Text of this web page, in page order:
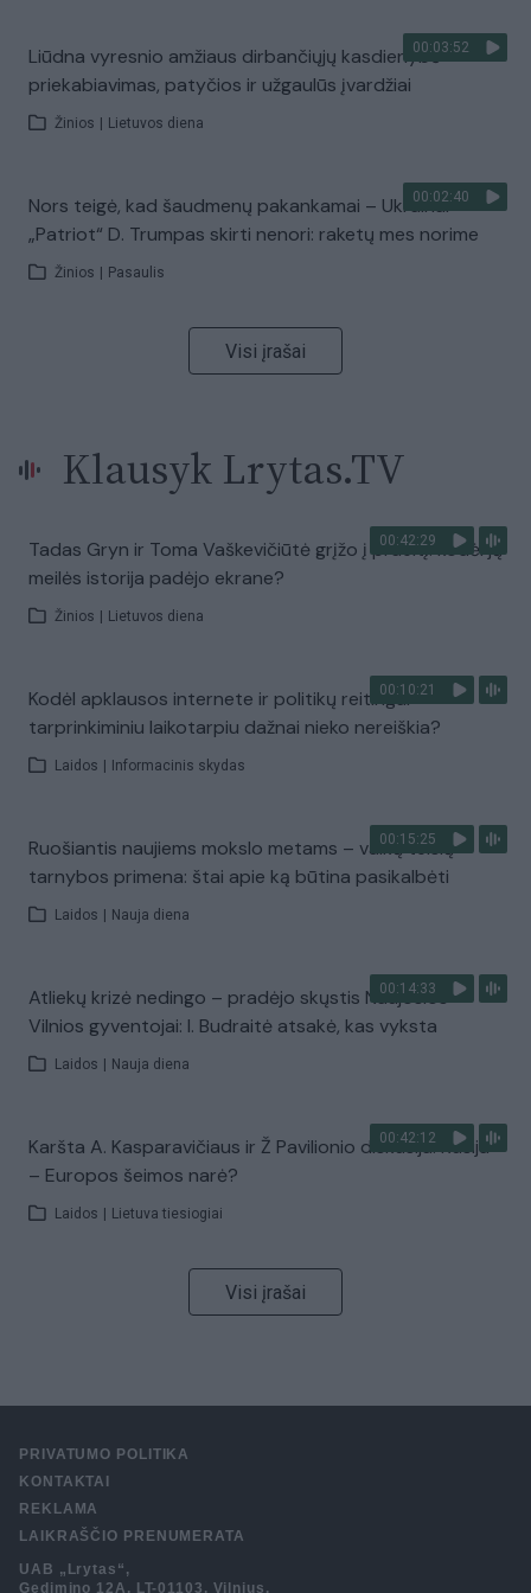
00:03:52
Liūdna vyresnio amžiaus dirbančiųjų kasdienybė –
priekabiavimas, patyčios ir užgaulūs įvardžiai
Žinios Lietuvos diena
00:02:40
Nors teigė, kad šaudmenų pakankamai – Ukrainai
„Patriot“ D. Trumpas skirti nenori: raketų mes norime
Žinios Pasaulis
Visi įrašai
Klausyk Lrytas.TV
00:42:29
Tadas Gryn ir Toma Vaškevičiūtė grįžo į praeitį: kodėl jų
meilės istorija padėjo ekrane?
Žinios Lietuvos diena
00:10:21
Kodėl apklausos internete ir politikų reitingai
tarprinkiminiu laikotarpiu dažnai nieko nereiškia?
Laidos Informacinis skydas
00:15:25
Ruošiantis naujiems mokslo metams – vaikų teisių
tarnybos primena: štai apie ką būtina pasikalbėti
Laidos Nauja diena
00:14:33
Atliekų krizė nedingo – pradėjo skųstis Naujosios
Vilnios gyventojai: I. Budraitė atsakė, kas vyksta
Laidos Nauja diena
00:42:12
Karšta A. Kasparavičiaus ir Ž Pavilionio diskusija: Rusija
– Europos šeimos narė?
Laidos Lietuva tiesiogiai
Visi įrašai
PRIVATUMO POLITIKA
KONTAKTAI
REKLAMA
LAIKRAŠČIO PRENUMERATA
UAB „Lrytas“,
Gedimino 12A, LT-01103, Vilnius.